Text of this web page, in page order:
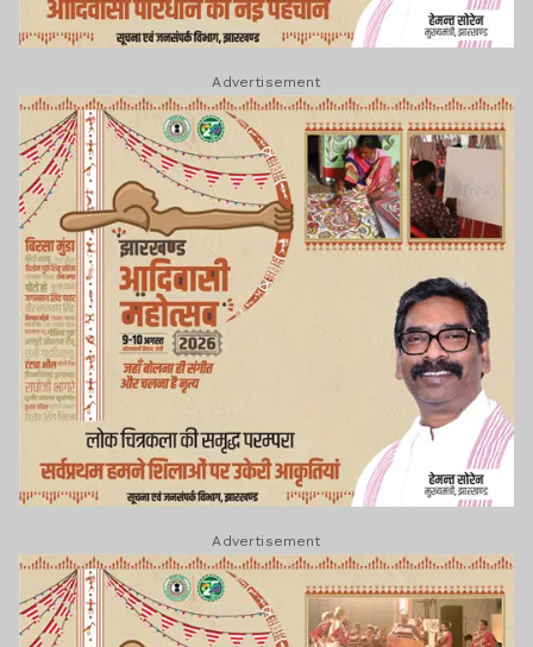
Advertisement
Advertisement